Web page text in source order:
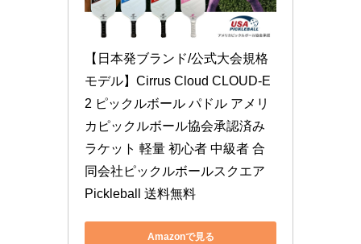
【日本発ブランド/公式大会規格
モデル】Cirrus Cloud CLOUD-E
2 ピックルボール パドル アメリ
カピックルボール協会承認済み
ラケット 軽量 初心者 中級者 合
同会社ピックルボールスクエア
Pickleball 送料無料
Amazonで見る